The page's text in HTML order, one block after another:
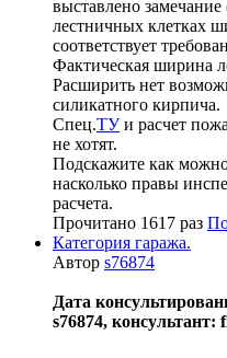
выставлено
лестничных клетках
соответствует
Фактическая ширина
Расширить нет
силикатного кирпича.
Спец.ТУи расчет
не хотят.
Подскажите как
насколько правы
расчета.
Прочитано 1617 раз
Категория гаража.
Автор s76874
Дата
s76874, консультант: